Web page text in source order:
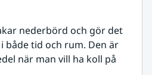
nederbörd och gör det
både tid och rum. Den är
när man vill ha koll på